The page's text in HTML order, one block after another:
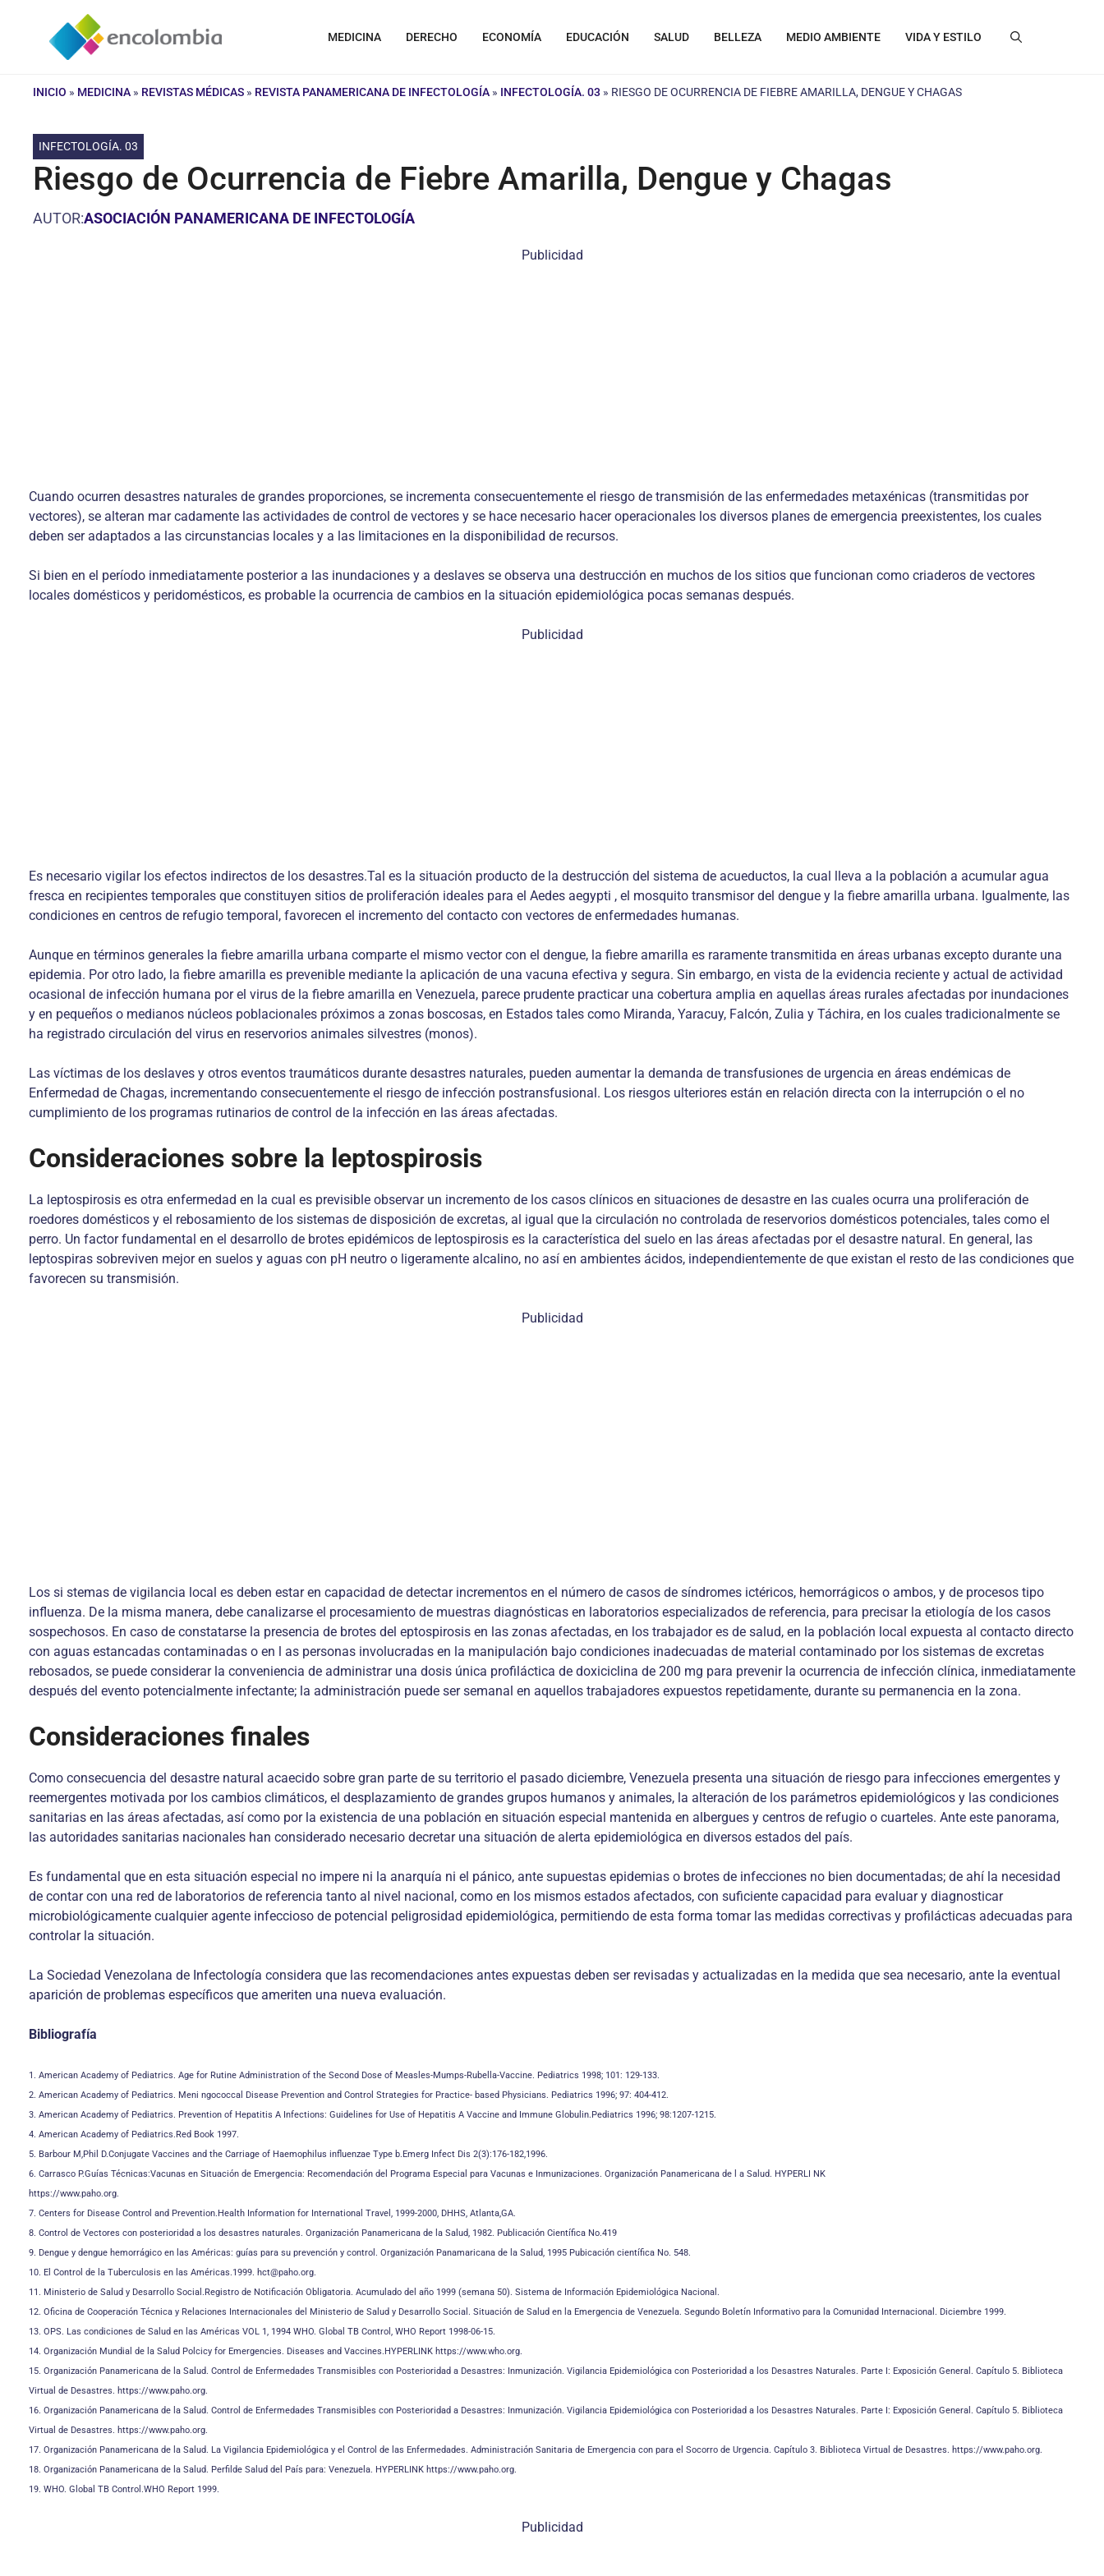
contenido
MEDICINA DERECHO ECONOMÍA EDUCACIÓN SALUD BELLEZA MEDIO AMBIENTE VIDA Y ESTILO
INICIO » MEDICINA » REVISTAS MÉDICAS » REVISTA PANAMERICANA DE INFECTOLOGÍA » INFECTOLOGÍA. 03 » RIESGO DE OCURRENCIA DE FIEBRE AMARILLA, DENGUE Y CHAGAS
INFECTOLOGÍA. 03
Riesgo de Ocurrencia de Fiebre Amarilla, Dengue y Chagas
AUTOR:ASOCIACIÓN PANAMERICANA DE INFECTOLOGÍA
Publicidad
Cuando ocurren desastres naturales de grandes proporciones, se incrementa consecuentemente el riesgo de transmisión de las enfermedades metaxénicas (transmitidas por
vectores), se alteran mar cadamente las actividades de control de vectores y se hace necesario hacer operacionales los diversos planes de emergencia preexistentes, los cuales
deben ser adaptados a las circunstancias locales y a las limitaciones en la disponibilidad de recursos.
Si bien en el período inmediatamente posterior a las inundaciones y a deslaves se observa una destrucción en muchos de los sitios que funcionan como criaderos de vectores
locales domésticos y peridomésticos, es probable la ocurrencia de cambios en la situación epidemiológica pocas semanas después.
Publicidad
Es necesario vigilar los efectos indirectos de los desastres.Tal es la situación producto de la destrucción del sistema de acueductos, la cual lleva a la población a acumular agua
fresca en recipientes temporales que constituyen sitios de proliferación ideales para el Aedes aegypti , el mosquito transmisor del dengue y la fiebre amarilla urbana. Igualmente, las
condiciones en centros de refugio temporal, favorecen el incremento del contacto con vectores de enfermedades humanas.
Aunque en términos generales la fiebre amarilla urbana comparte el mismo vector con el dengue, la fiebre amarilla es raramente transmitida en áreas urbanas excepto durante una
epidemia. Por otro lado, la fiebre amarilla es prevenible mediante la aplicación de una vacuna efectiva y segura. Sin embargo, en vista de la evidencia reciente y actual de actividad
ocasional de infección humana por el virus de la fiebre amarilla en Venezuela, parece prudente practicar una cobertura amplia en aquellas áreas rurales afectadas por inundaciones
y en pequeños o medianos núcleos poblacionales próximos a zonas boscosas, en Estados tales como Miranda, Yaracuy, Falcón, Zulia y Táchira, en los cuales tradicionalmente se
ha registrado circulación del virus en reservorios animales silvestres (monos).
Las víctimas de los deslaves y otros eventos traumáticos durante desastres naturales, pueden aumentar la demanda de transfusiones de urgencia en áreas endémicas de
Enfermedad de Chagas, incrementando consecuentemente el riesgo de infección postransfusional. Los riesgos ulteriores están en relación directa con la interrupción o el no
cumplimiento de los programas rutinarios de control de la infección en las áreas afectadas.
Consideraciones sobre la leptospirosis
La leptospirosis es otra enfermedad en la cual es previsible observar un incremento de los casos clínicos en situaciones de desastre en las cuales ocurra una proliferación de
roedores domésticos y el rebosamiento de los sistemas de disposición de excretas, al igual que la circulación no controlada de reservorios domésticos potenciales, tales como el
perro. Un factor fundamental en el desarrollo de brotes epidémicos de leptospirosis es la característica del suelo en las áreas afectadas por el desastre natural. En general, las
leptospiras sobreviven mejor en suelos y aguas con pH neutro o ligeramente alcalino, no así en ambientes ácidos, independientemente de que existan el resto de las condiciones que
favorecen su transmisión.
Publicidad
Los si stemas de vigilancia local es deben estar en capacidad de detectar incrementos en el número de casos de síndromes ictéricos, hemorrágicos o ambos, y de procesos tipo
influenza. De la misma manera, debe canalizarse el procesamiento de muestras diagnósticas en laboratorios especializados de referencia, para precisar la etiología de los casos
sospechosos. En caso de constatarse la presencia de brotes del eptospirosis en las zonas afectadas, en los trabajador es de salud, en la población local expuesta al contacto directo
con aguas estancadas contaminadas o en l as personas involucradas en la manipulación bajo condiciones inadecuadas de material contaminado por los sistemas de excretas
rebosados, se puede considerar la conveniencia de administrar una dosis única profiláctica de doxiciclina de 200 mg para prevenir la ocurrencia de infección clínica, inmediatamente
después del evento potencialmente infectante; la administración puede ser semanal en aquellos trabajadores expuestos repetidamente, durante su permanencia en la zona.
Consideraciones finales
Como consecuencia del desastre natural acaecido sobre gran parte de su territorio el pasado diciembre, Venezuela presenta una situación de riesgo para infecciones emergentes y
reemergentes motivada por los cambios climáticos, el desplazamiento de grandes grupos humanos y animales, la alteración de los parámetros epidemiológicos y las condiciones
sanitarias en las áreas afectadas, así como por la existencia de una población en situación especial mantenida en albergues y centros de refugio o cuarteles. Ante este panorama,
las autoridades sanitarias nacionales han considerado necesario decretar una situación de alerta epidemiológica en diversos estados del país.
Es fundamental que en esta situación especial no impere ni la anarquía ni el pánico, ante supuestas epidemias o brotes de infecciones no bien documentadas; de ahí la necesidad
de contar con una red de laboratorios de referencia tanto al nivel nacional, como en los mismos estados afectados, con suficiente capacidad para evaluar y diagnosticar
microbiológicamente cualquier agente infeccioso de potencial peligrosidad epidemiológica, permitiendo de esta forma tomar las medidas correctivas y profilácticas adecuadas para
controlar la situación.
La Sociedad Venezolana de Infectología considera que las recomendaciones antes expuestas deben ser revisadas y actualizadas en la medida que sea necesario, ante la eventual
aparición de problemas específicos que ameriten una nueva evaluación.
Bibliografía
1. American Academy of Pediatrics. Age for Rutine Administration of the Second Dose of Measles-Mumps-Rubella-Vaccine. Pediatrics 1998; 101: 129-133.
2. American Academy of Pediatrics. Meni ngococcal Disease Prevention and Control Strategies for Practice- based Physicians. Pediatrics 1996; 97: 404-412.
3. American Academy of Pediatrics. Prevention of Hepatitis A Infections: Guidelines for Use of Hepatitis A Vaccine and Immune Globulin.Pediatrics 1996; 98:1207-1215.
4. American Academy of Pediatrics.Red Book 1997.
5. Barbour M,Phil D.Conjugate Vaccines and the Carriage of Haemophilus influenzae Type b.Emerg Infect Dis 2(3):176-182,1996.
6. Carrasco P.Guías Técnicas:Vacunas en Situación de Emergencia: Recomendación del Programa Especial para Vacunas e Inmunizaciones. Organización Panamericana de l a Salud. HYPERLI NK
https://www.paho.org.
7. Centers for Disease Control and Prevention.Health Information for International Travel, 1999-2000, DHHS, Atlanta,GA.
8. Control de Vectores con posterioridad a los desastres naturales. Organización Panamericana de la Salud, 1982. Publicación Científica No.419
9. Dengue y dengue hemorrágico en las Américas: guías para su prevención y control. Organización Panamaricana de la Salud, 1995 Pubicación científica No. 548.
10. El Control de la Tuberculosis en las Américas.1999. hct@paho.org.
11. Ministerio de Salud y Desarrollo Social.Registro de Notificación Obligatoria. Acumulado del año 1999 (semana 50). Sistema de Información Epidemiológica Nacional.
12. Oficina de Cooperación Técnica y Relaciones Internacionales del Ministerio de Salud y Desarrollo Social. Situación de Salud en la Emergencia de Venezuela. Segundo Boletín Informativo para la Comunidad Internacional. Diciembre 1999.
13. OPS. Las condiciones de Salud en las Américas VOL 1, 1994 WHO. Global TB Control, WHO Report 1998-06-15.
14. Organización Mundial de la Salud Polcicy for Emergencies. Diseases and Vaccines.HYPERLINK https://www.who.org.
15. Organización Panamericana de la Salud. Control de Enfermedades Transmisibles con Posterioridad a Desastres: Inmunización. Vigilancia Epidemiológica con Posterioridad a los Desastres Naturales. Parte I: Exposición General. Capítulo 5. Biblioteca
Virtual de Desastres. https://www.paho.org.
16. Organización Panamericana de la Salud. Control de Enfermedades Transmisibles con Posterioridad a Desastres: Inmunización. Vigilancia Epidemiológica con Posterioridad a los Desastres Naturales. Parte I: Exposición General. Capítulo 5. Biblioteca
Virtual de Desastres. https://www.paho.org.
17. Organización Panamericana de la Salud. La Vigilancia Epidemiológica y el Control de las Enfermedades. Administración Sanitaria de Emergencia con para el Socorro de Urgencia. Capítulo 3. Biblioteca Virtual de Desastres. https://www.paho.org.
18. Organización Panamericana de la Salud. Perfilde Salud del País para: Venezuela. HYPERLINK https://www.paho.org.
19. WHO. Global TB Control.WHO Report 1999.
Publicidad